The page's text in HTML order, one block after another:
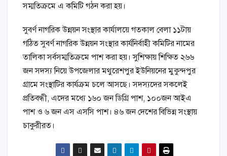
সম্মতিক্রমে এ কমিটি গঠন করা হয়।
সুবর্ণ নাগরিক উন্নয়ন সংস্থার কার্যালয়ে গতকাল বেলা ১১টায়
গঠিত সুবর্ণ নাগরিক উন্নয়ন সংস্থার কার্যনির্বাহী কমিটির নামের
তালিকা সর্বসম্মতিক্রমে পাশ করা হয়। সুশিক্ষায় শিক্ষিত ২৬৬
জন সদস্য নিয়ে উপজেলার মথুরেশপুর ইউনিয়নের মুকুন্দপুর
গ্রামে সংস্থাটির কার্যক্রম চলে আসছে। সদস্যদের সকলেই
প্রতিবন্ধী, এদের মধ্যে ১৬০ জন ডিগ্রি পাশ, ১০০জন আইএ
পাশ ও ৬ জন এস এসসি পাশ। ৪৬ জন দেশের বিভিন্ন সংস্থায়
চাকুরীরত।